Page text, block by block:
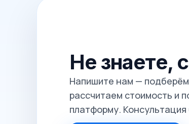
Не знаете,
Напишите нам —
рассчитаем стоимость и
платформу.